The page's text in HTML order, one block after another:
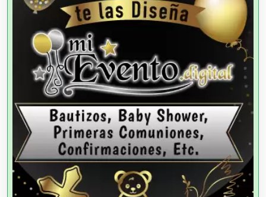
Agencias de Publicidad
Agencias de Viajes
Agricultores
Agricultura y Ganadería
Agua Purificada